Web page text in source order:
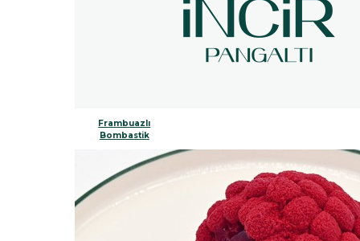
Frambuazlı
Bombastik